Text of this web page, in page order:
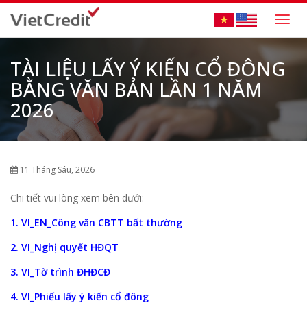
TÀI LIỆU LẤY Ý KIẾN CỔ ĐÔNG
BẰNG VĂN BẢN LẦN 1 NĂM
2026
11 Tháng Sáu, 2026
Chi tiết vui lòng xem bên dưới:
1. VI_EN_Công văn CBTT bất thường
2. VI_Nghị quyết HĐQT
3. VI_Tờ trình ĐHĐCĐ
4. VI_Phiếu lấy ý kiến cổ đông